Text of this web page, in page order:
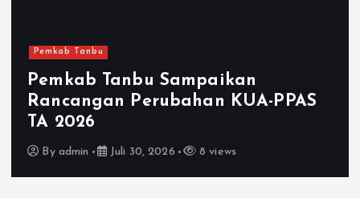
Pemkab Tanbu
Pemkab Tanbu Sampaikan
Rancangan Perubahan KUA-PPAS
TA 2026
By admin Juli 30, 2026 8 views